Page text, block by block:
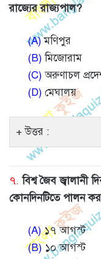
রাজ্যের রাজ্যপাল?
(A)মণিপুর
(B)মিজোরাম
(C)অরুণাচল
(D) মেঘালয়
উত্তর :
৭. বিশ্ব জৈব
কোনদিনটিতে পালন
(A)১৭ আগস্ট
(B)১০ আগস্ট